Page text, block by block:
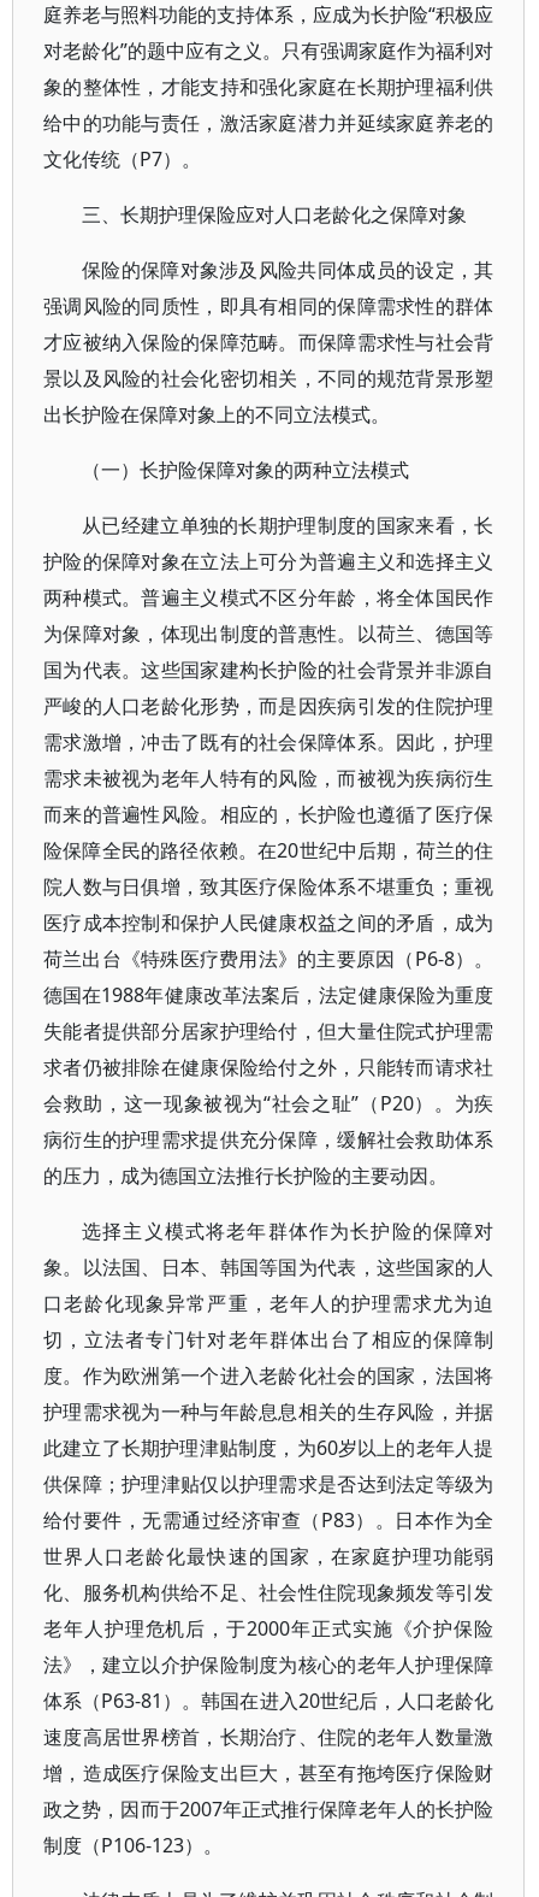
庭养老与照料功能的支持体系，应成为长护险“积极应
对老龄化”的题中应有之义。只有强调家庭作为福利对
象的整体性，才能支持和强化家庭在长期护理福利供
给中的功能与责任，激活家庭潜力并延续家庭养老的
文化传统（P7）。
三、长期护理保险应对人口老龄化之保障对象
保险的保障对象涉及风险共同体成员的设定，其
强调风险的同质性，即具有相同的保障需求性的群体
才应被纳入保险的保障范畴。而保障需求性与社会背
景以及风险的社会化密切相关，不同的规范背景形塑
出长护险在保障对象上的不同立法模式。
（一）长护险保障对象的两种立法模式
从已经建立单独的长期护理制度的国家来看，长
护险的保障对象在立法上可分为普遍主义和选择主义
两种模式。普遍主义模式不区分年龄，将全体国民作
为保障对象，体现出制度的普惠性。以荷兰、德国等
国为代表。这些国家建构长护险的社会背景并非源自
严峻的人口老龄化形势，而是因疾病引发的住院护理
需求激增，冲击了既有的社会保障体系。因此，护理
需求未被视为老年人特有的风险，而被视为疾病衍生
而来的普遍性风险。相应的，长护险也遵循了医疗保
险保障全民的路径依赖。在20世纪中后期，荷兰的住
院人数与日俱增，致其医疗保险体系不堪重负；重视
医疗成本控制和保护人民健康权益之间的矛盾，成为
荷兰出台《特殊医疗费用法》的主要原因（P6-8）。
德国在1988年健康改革法案后，法定健康保险为重度
失能者提供部分居家护理给付，但大量住院式护理需
求者仍被排除在健康保险给付之外，只能转而请求社
会救助，这一现象被视为“社会之耻”（P20）。为疾
病衍生的护理需求提供充分保障，缓解社会救助体系
的压力，成为德国立法推行长护险的主要动因。
选择主义模式将老年群体作为长护险的保障对
象。以法国、日本、韩国等国为代表，这些国家的人
口老龄化现象异常严重，老年人的护理需求尤为迫
切，立法者专门针对老年群体出台了相应的保障制
度。作为欧洲第一个进入老龄化社会的国家，法国将
护理需求视为一种与年龄息息相关的生存风险，并据
此建立了长期护理津贴制度，为60岁以上的老年人提
供保障；护理津贴仅以护理需求是否达到法定等级为
给付要件，无需通过经济审查（P83）。日本作为全
世界人口老龄化最快速的国家，在家庭护理功能弱
化、服务机构供给不足、社会性住院现象频发等引发
老年人护理危机后，于2000年正式实施《介护保险
法》，建立以介护保险制度为核心的老年人护理保障
体系（P63-81）。韩国在进入20世纪后，人口老龄化
速度高居世界榜首，长期治疗、住院的老年人数量激
增，造成医疗保险支出巨大，甚至有拖垮医疗保险财
政之势，因而于2007年正式推行保障老年人的长护险
制度（P106-123）。